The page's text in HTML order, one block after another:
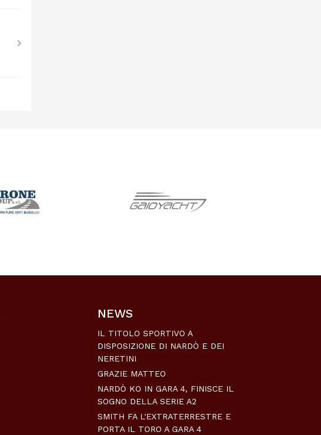
NEWS
IL TITOLO SPORTIVO A
DISPOSIZIONE DI NARDÒ E DEI
NERETINI
GRAZIE MATTEO
NARDÒ KO IN GARA 4, FINISCE IL
SOGNO DELLA SERIE A2
SMITH FA L'EXTRATERRESTRE E
PORTA IL TORO A GARA 4